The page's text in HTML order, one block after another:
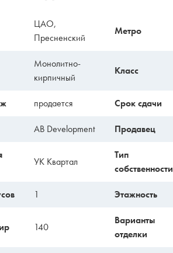
ЦАО,
Пресненский
Метро
Монолитно-
кирпичный
Класс
продается Срок сдачи
AB Development Продавец
УК Квартал
Тип
собственности
1 Этажность
140
Варианты
отделки